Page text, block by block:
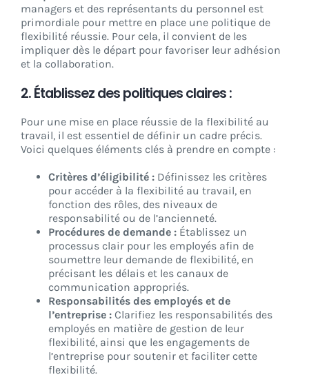
managers et des représentants du personnel est
primordiale pour mettre en place une politique de
flexibilité réussie. Pour cela, il convient de les
impliquer dès le départ pour favoriser leur adhésion
et la collaboration.
2. Établissez des politiques claires :
Pour une mise en place réussie de la flexibilité au
travail, il est essentiel de définir un cadre précis.
Voici quelques éléments clés à prendre en compte :
Critères d’éligibilité : Définissez les critères
pour accéder à la flexibilité au travail, en
fonction des rôles, des niveaux de
responsabilité ou de l’ancienneté.
Procédures de demande : Établissez un
processus clair pour les employés afin de
soumettre leur demande de flexibilité, en
précisant les délais et les canaux de
communication appropriés.
Responsabilités des employés et de
l’entreprise : Clarifiez les responsabilités des
employés en matière de gestion de leur
flexibilité, ainsi que les engagements de
l’entreprise pour soutenir et faciliter cette
flexibilité.